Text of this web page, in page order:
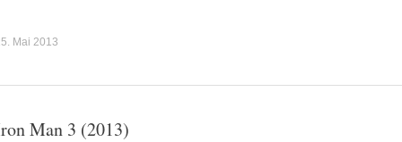
Mai 2013
Man 3 (2013)